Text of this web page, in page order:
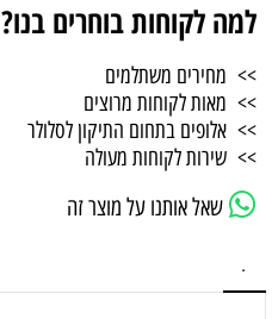
למה לקוחות בוחרים בנו?
>> מחירים משתלמים
>> מאות לקוחות מרוצים
>> אלופים בתחום התיקון לסלולר
>> שירות לקוחות מעולה
שאל אותנו על מוצר זה
.